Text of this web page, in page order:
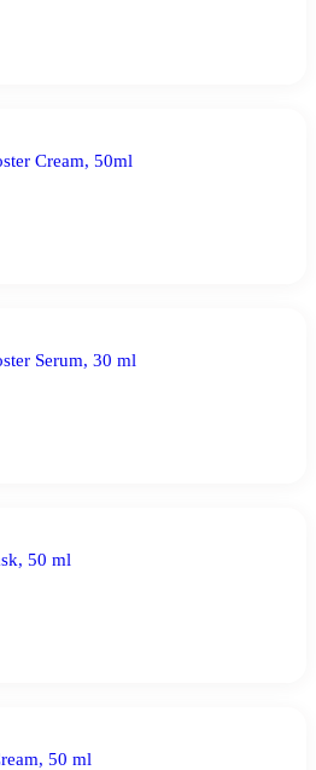
Cream, 50ml
Serum, 30 ml
50 ml
50 ml